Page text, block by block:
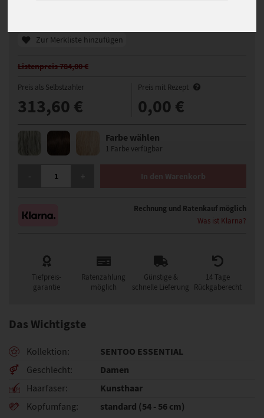
Zur Merkliste hinzufügen
Listenpreis 784,00 €
Preis als Selbstzahler
313,60 €
Preis mit Rezept
0,00 €
Farbe wählen
1 Farbe verfügbar
In den Warenkorb
Rechnung und Ratenkauf möglich
Was ist Klarna?
Tiefpreis-
garantie
Ratenzahlung
möglich
Günstige &
schnelle Lieferung
14 Tage
Rückgaberecht
Das Wichtigste
Kollektion SENTOO ESSENTIAL
Geschlecht Damen
Haarfaser Kunsthaar
Kopfumfang standard (54 - 56 cm)